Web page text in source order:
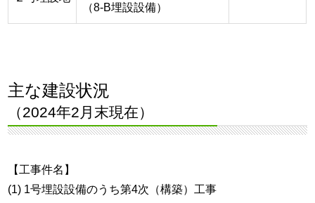
（8-B埋設設備）
主な建設状況
（2024年2月末現在）
【工事件名】
(1) 1号埋設設備のうち第4次（構築）工事